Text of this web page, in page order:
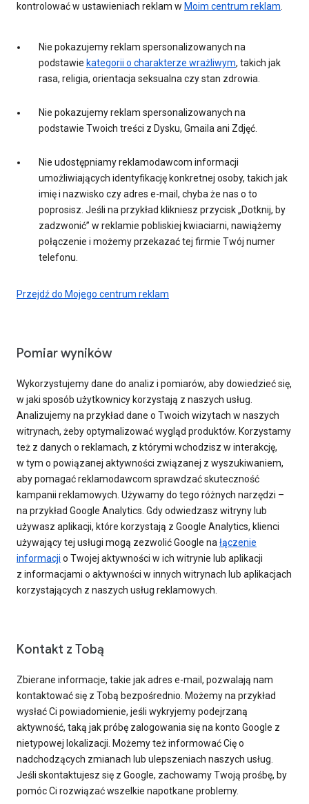
kontrolować w ustawieniach reklam w Moim centrum reklam
Nie pokazujemy reklam spersonalizowanych na
podstawie kategorii o charakterze wrażliwym, takich jak
rasa, religia, orientacja seksualna czy stan zdrowia.
Nie pokazujemy reklam spersonalizowanych na
podstawie Twoich treści z Dysku, Gmaila ani Zdjęć.
Nie udostępniamy reklamodawcom informacji
umożliwiających identyfikację konkretnej osoby, takich jak
imię i nazwisko czy adres e-mail, chyba że nas o to
poprosisz. Jeśli na przykład klikniesz przycisk „Dotknij, by
zadzwonić” w reklamie pobliskiej kwiaciarni, nawiążemy
połączenie i możemy przekazać tej firmie Twój numer
telefonu.
Przejdź do Mojego centrum reklam
Pomiar wyników
Wykorzystujemy dane do analiz i pomiarów, aby dowiedzieć się,
w jaki sposób użytkownicy korzystają z naszych usług.
Analizujemy na przykład dane o Twoich wizytach w naszych
witrynach, żeby optymalizować wygląd produktów. Korzystamy
też z danych o reklamach, z którymi wchodzisz w interakcję,
w tym o powiązanej aktywności związanej z wyszukiwaniem,
aby pomagać reklamodawcom sprawdzać skuteczność
kampanii reklamowych. Używamy do tego różnych narzędzi –
na przykład Google Analytics. Gdy odwiedzasz witryny lub
używasz aplikacji, które korzystają z Google Analytics, klienci
używający tej usługi mogą zezwolić Google na łączenie
informacji o Twojej aktywności w ich witrynie lub aplikacji
z informacjami o aktywności w innych witrynach lub aplikacjach
korzystających z naszych usług reklamowych.
Kontakt z Tobą
Zbierane informacje, takie jak adres e-mail, pozwalają nam
kontaktować się z Tobą bezpośrednio. Możemy na przykład
wysłać Ci powiadomienie, jeśli wykryjemy podejrzaną
aktywność, taką jak próbę zalogowania się na konto Google z
nietypowej lokalizacji. Możemy też informować Cię o
nadchodzących zmianach lub ulepszeniach naszych usług.
Jeśli skontaktujesz się z Google, zachowamy Twoją prośbę, by
pomóc Ci rozwiązać wszelkie napotkane problemy.